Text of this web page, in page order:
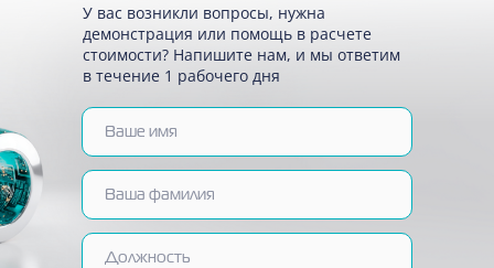
У вас возникли вопросы, нужна
демонстрация или помощь в расчете
стоимости? Напишите нам, и мы ответим
в течение 1 рабочего дня